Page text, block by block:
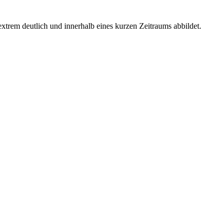
deutlich und innerhalb eines kurzen Zeitraums abbildet.